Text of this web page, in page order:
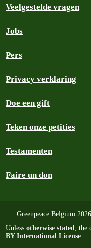
Veelgestelde vragen
Jobs
Pers
Privacy verklaring
Doe een gift
Teken onze petities
Testamenten
Faire un don
Greenpeace Belgium 2026
Unless otherwise stated, the
BY International License